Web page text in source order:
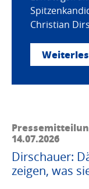
Christian
14.07.2026
Dirschauer:
zeigen, was